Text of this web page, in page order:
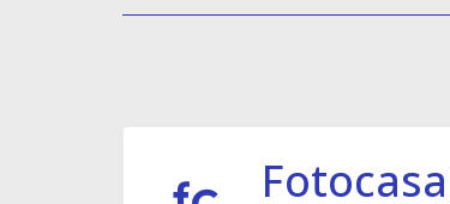
Fotocasa